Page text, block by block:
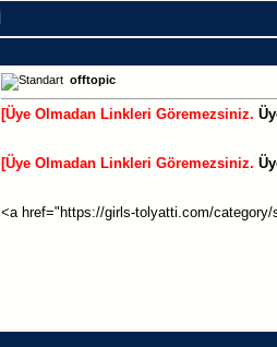
offtopic
[Üye Olmadan Linkleri Göremezsiniz.
[Üye Olmadan Linkleri Göremezsiniz.
<a href="https://girls-tolyatti.com/